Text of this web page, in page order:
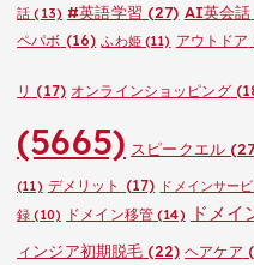
話 (13) #英語学習 (27) AI英会話
ペパボ (16) ふわ姫(11) アウトドア
リ (17) オンラインショッピング
(5665) スピークエル
(11) デメリット (17) ドメインサービ
録 (10) ドメイン移管(14) ドメイ
ィンジア初期脱毛 (22) ヘアケア